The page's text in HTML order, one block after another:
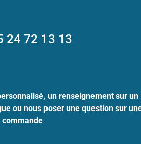
24 72 13 13
un renseignement sur un
ou nous poser une question sur
commande